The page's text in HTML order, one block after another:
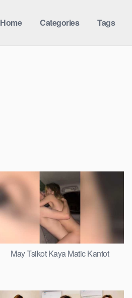
Home Categories Tags
May Tsikot Kaya Matic Kantot